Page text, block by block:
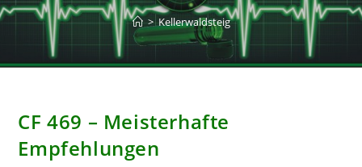
> Kellerwaldsteig
CF 469 – Meisterhafte
Empfehlungen